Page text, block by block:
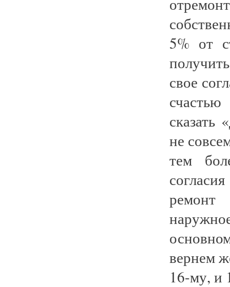
5% от
свое
сказать
не
тем
вернем
16-му, и